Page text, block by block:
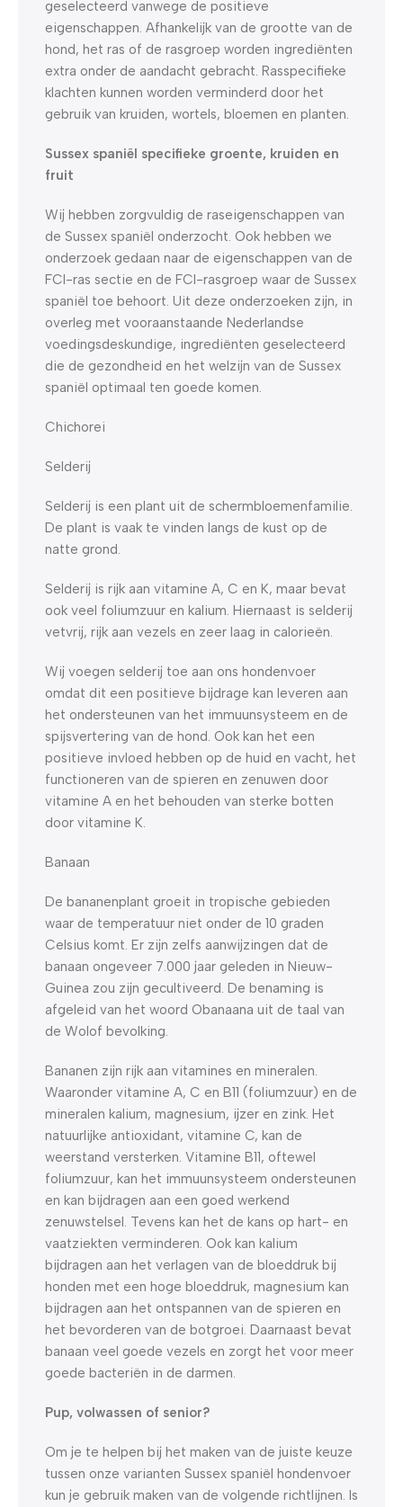
geselecteerd vanwege de positieve
eigenschappen. Afhankelijk van de grootte van de
hond, het ras of de rasgroep worden ingrediënten
extra onder de aandacht gebracht. Rasspecifieke
klachten kunnen worden verminderd door het
gebruik van kruiden, wortels, bloemen en planten.
Sussex spaniël specifieke groente, kruiden en
fruit
Wij hebben zorgvuldig de raseigenschappen van
de Sussex spaniël onderzocht. Ook hebben we
onderzoek gedaan naar de eigenschappen van de
FCI-ras sectie en de FCI-rasgroep waar de Sussex
spaniël toe behoort. Uit deze onderzoeken zijn, in
overleg met vooraanstaande Nederlandse
voedingsdeskundige, ingrediënten geselecteerd
die de gezondheid en het welzijn van de Sussex
spaniël optimaal ten goede komen.
Chichorei
Selderij
Selderij is een plant uit de schermbloemenfamilie.
De plant is vaak te vinden langs de kust op de
natte grond.
Selderij is rijk aan vitamine A, C en K, maar bevat
ook veel foliumzuur en kalium. Hiernaast is selderij
vetvrij, rijk aan vezels en zeer laag in calorieën.
Wij voegen selderij toe aan ons hondenvoer
omdat dit een positieve bijdrage kan leveren aan
het ondersteunen van het immuunsysteem en de
spijsvertering van de hond. Ook kan het een
positieve invloed hebben op de huid en vacht, het
functioneren van de spieren en zenuwen door
vitamine A en het behouden van sterke botten
door vitamine K.
Banaan
De bananenplant groeit in tropische gebieden
waar de temperatuur niet onder de 10 graden
Celsius komt. Er zijn zelfs aanwijzingen dat de
banaan ongeveer 7.000 jaar geleden in Nieuw-
Guinea zou zijn gecultiveerd. De benaming is
afgeleid van het woord Obanaana uit de taal van
de Wolof bevolking.
Bananen zijn rijk aan vitamines en mineralen.
Waaronder vitamine A, C en B11 (foliumzuur) en de
mineralen kalium, magnesium, ijzer en zink. Het
natuurlijke antioxidant, vitamine C, kan de
weerstand versterken. Vitamine B11, oftewel
foliumzuur, kan het immuunsysteem ondersteunen
en kan bijdragen aan een goed werkend
zenuwstelsel. Tevens kan het de kans op hart- en
vaatziekten verminderen. Ook kan kalium
bijdragen aan het verlagen van de bloeddruk bij
honden met een hoge bloeddruk, magnesium kan
bijdragen aan het ontspannen van de spieren en
het bevorderen van de botgroei. Daarnaast bevat
banaan veel goede vezels en zorgt het voor meer
goede bacteriën in de darmen.
Pup, volwassen of senior?
Om je te helpen bij het maken van de juiste keuze
tussen onze varianten Sussex spaniël hondenvoer
kun je gebruik maken van de volgende richtlijnen. Is